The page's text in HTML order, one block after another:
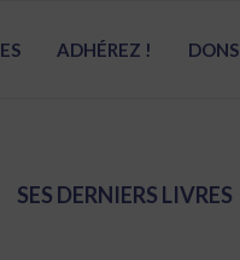
ADHÉREZ ! DONS
SES DERNIERS LIVRES